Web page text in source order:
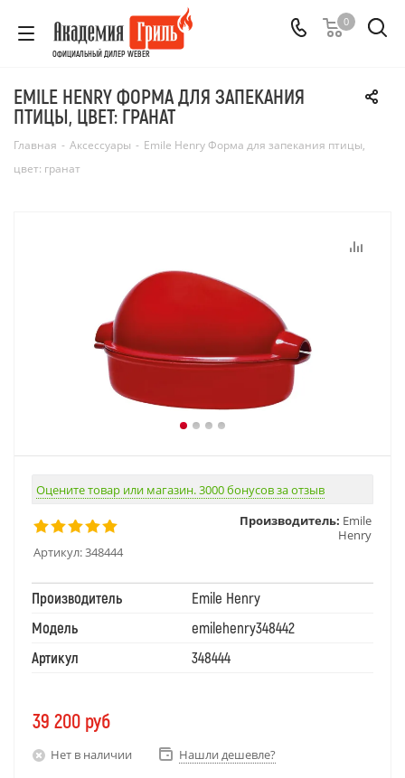
ОФИЦИАЛЬНЫЙ ДИЛЕР WEBER
0
EMILE HENRY ФОРМА ДЛЯ ЗАПЕКАНИЯ
ПТИЦЫ, ЦВЕТ: ГРАНАТ
Главная - Аксессуары - Emile Henry Форма для запекания птицы,
цвет: гранат
Оцените товар или магазин. 3000 бонусов за отзыв
Артикул:348444
Производитель: Emile
Henry
Производитель
Emile Henry
Модель
emilehenry348442
Артикул
348444
39 200 руб
Нет в наличии Нашли дешевле?